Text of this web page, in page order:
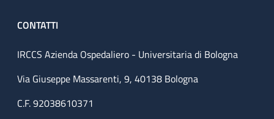
CONTATTI
IRCCS Azienda Ospedaliero - Universitaria di Bologna
Via Giuseppe Massarenti, 9, 40138 Bologna
C.F. 92038610371